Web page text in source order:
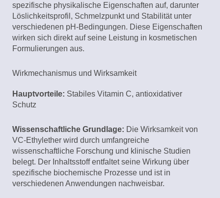
spezifische physikalische Eigenschaften auf, darunter
Löslichkeitsprofil, Schmelzpunkt und Stabilität unter
verschiedenen pH-Bedingungen. Diese Eigenschaften
wirken sich direkt auf seine Leistung in kosmetischen
Formulierungen aus.
Wirkmechanismus und Wirksamkeit
Hauptvorteile: Stabiles Vitamin C, antioxidativer
Schutz
Wissenschaftliche Grundlage: Die Wirksamkeit von
VC-Ethylether wird durch umfangreiche
wissenschaftliche Forschung und klinische Studien
belegt. Der Inhaltsstoff entfaltet seine Wirkung über
spezifische biochemische Prozesse und ist in
verschiedenen Anwendungen nachweisbar.